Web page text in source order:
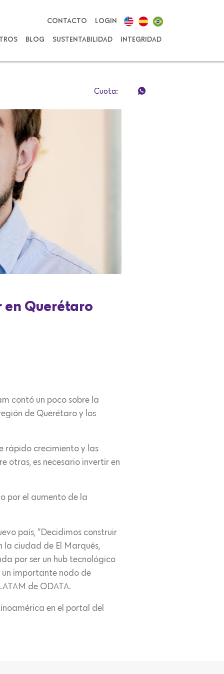
CONTACTO LOGIN
BLOG SUSTENTABILIDAD INTEGRIDAD
Cuota:
en Querétaro
contó un poco sobre la
de Querétaro y los
rápido crecimiento y las
otras, es necesario invertir en
por el aumento de la
país, “Decidimos construir
la ciudad de El Marqués,
por ser un hub tecnológico
un importante nodo de
de ODATA.
en el portal del